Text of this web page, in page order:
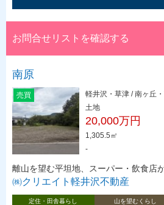
お問合せリストを確認する
南原
売買
軽井沢・草津 / 南ヶ丘
土地
20,000万円
1,305.5㎡
-
離山を望む平坦地、スーパー・飲食店
㈱クリエイト軽井沢不動産
定住・田舎暮らし 山を望むくらし